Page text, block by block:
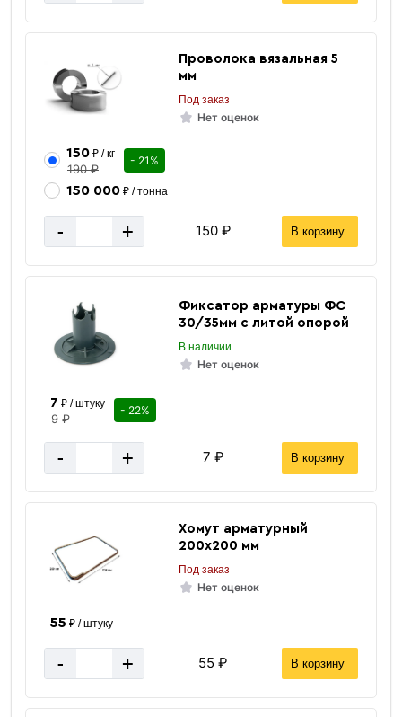
Проволока вязальная 5
мм
Под заказ
Нет оценок
150₽ / кг
190 ₽
- 21%
150 000₽ / тонна
- + 150 ₽ В корзину
Фиксатор арматуры ФС
30/35мм с литой опорой
В наличии
Нет оценок
7 ₽ / штуку
9 ₽
- 22%
- + 7 ₽ В корзину
Хомут арматурный
200х200 мм
Под заказ
Нет оценок
55 ₽ / штуку
- + 55 ₽ В корзину